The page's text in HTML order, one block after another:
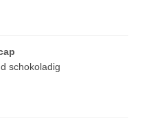
schokoladig